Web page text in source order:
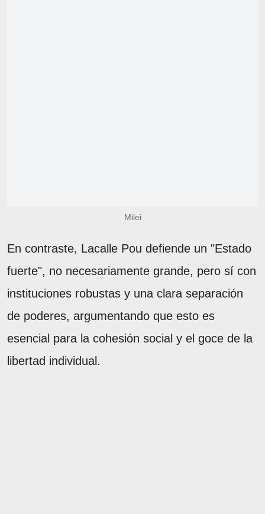
Milei
En contraste, Lacalle Pou defiende un "Estado
fuerte", no necesariamente grande, pero sí con
instituciones robustas y una clara separación
de poderes, argumentando que esto es
esencial para la cohesión social y el goce de la
libertad individual.